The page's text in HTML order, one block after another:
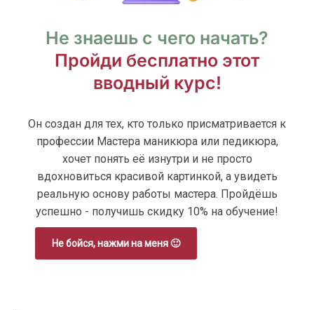
Не знаешь с чего начать?
Пройди бесплатно этот
вводный курс!
Он создан для тех, кто только присматривается к
профессии Мастера маникюра или педикюра,
хочет понять её изнутри и не просто
вдохновиться красивой картинкой, а увидеть
реальную основу работы мастера. Пройдёшь
успешно - получишь скидку 10% на обучение!
Не бойся, нажми на меня 🙂